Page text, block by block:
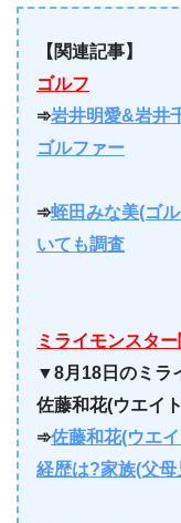
【関連記事】
ゴルフ
➾岩井明愛&岩井
ゴルファー
➾蛭田みな美(ゴ
いても調査
ミライモンスタ
▼8月18日のミラ
佐藤和花(ウエイ
➾佐藤和花(ウエ
経歴は?家族(父母